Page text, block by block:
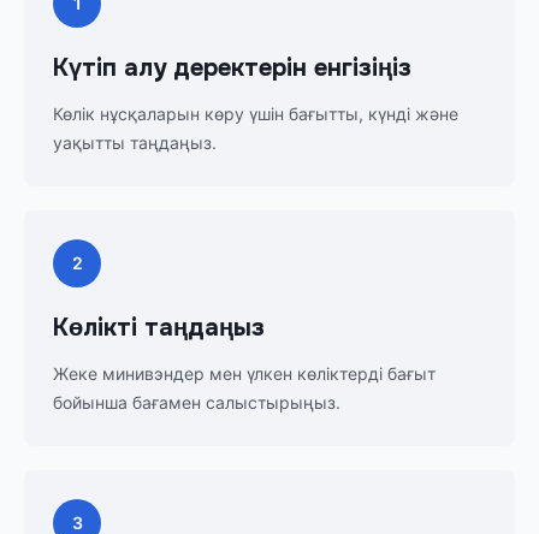
Күтіп алу деректерін енгізіңіз
Көлік нұсқаларын көру үшін бағытты, күнді және
уақытты таңдаңыз.
2
Көлікті таңдаңыз
Жеке минивэндер мен үлкен көліктерді бағыт
бойынша бағамен салыстырыңыз.
3